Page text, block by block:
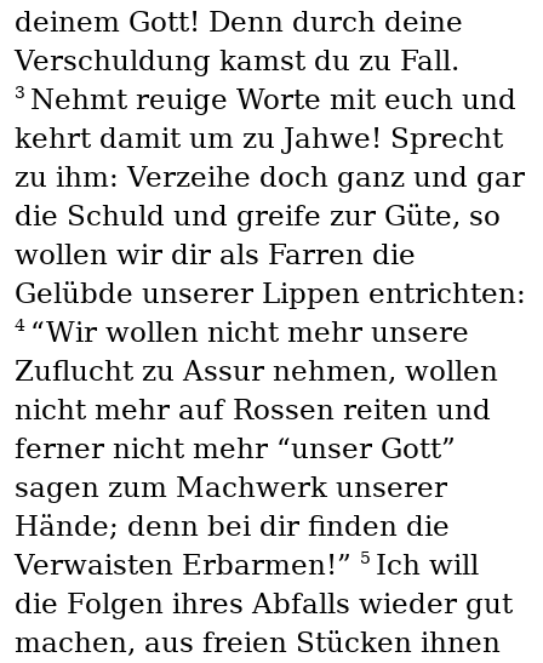
deinem Gott! Denn durch deine
Verschuldung kamst du zu Fall.
3 Nehmt reuige Worte mit euch und
kehrt damit um zu Jahwe! Sprecht
zu ihm: Verzeihe doch ganz und gar
die Schuld und greife zur Güte, so
wollen wir dir als Farren die
Gelübde unserer Lippen entrichten:
4 “Wir wollen nicht mehr unsere
Zuflucht zu Assur nehmen, wollen
nicht mehr auf Rossen reiten und
ferner nicht mehr “unser Gott”
sagen zum Machwerk unserer
Hände; denn bei dir finden die
Verwaisten Erbarmen!”
5 Ich will
die Folgen ihres Abfalls wieder gut
machen, aus freien Stücken ihnen